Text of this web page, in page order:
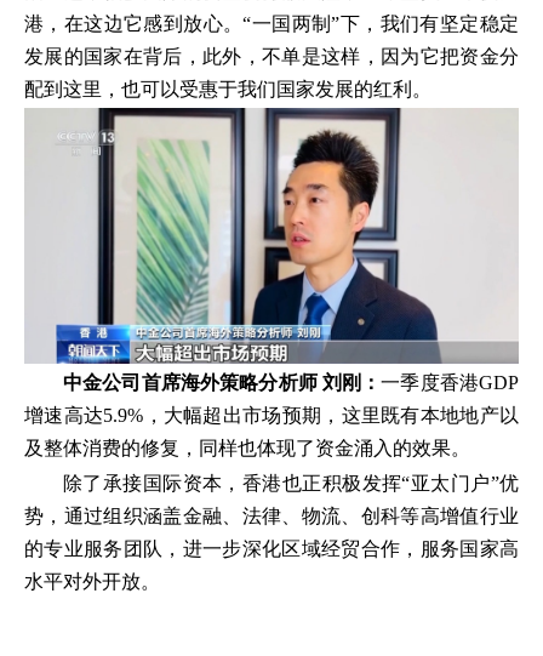
港，在这边它感到放心。“一国两制”下，我们有坚定稳定
发展的国家在背后，此外，不单是这样，因为它把资金分
配到这里，也可以受惠于我们国家发展的红利。
中金公司首席海外策略分析师 刘刚：一季度香港GDP
增速高达5.9%，大幅超出市场预期，这里既有本地地产以
及整体消费的修复，同样也体现了资金涌入的效果。
除了承接国际资本，香港也正积极发挥“亚太门户”优
势，通过组织涵盖金融、法律、物流、创科等高增值行业
的专业服务团队，进一步深化区域经贸合作，服务国家高
水平对外开放。